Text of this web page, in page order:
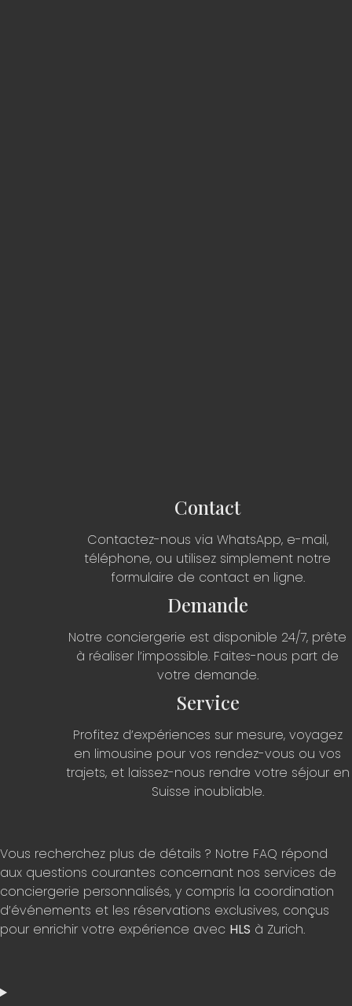
Contact
Contactez-nous via WhatsApp, e-mail,
téléphone, ou utilisez simplement notre
formulaire de contact en ligne.
Demande
Notre conciergerie est disponible 24/7, prête
à réaliser l’impossible. Faites-nous part de
votre demande.
Service
Profitez d’expériences sur mesure, voyagez
en limousine pour vos rendez-vous ou vos
trajets, et laissez-nous rendre votre séjour en
Suisse inoubliable.
Vous recherchez plus de détails ? Notre FAQ répond
aux questions courantes concernant nos services de
conciergerie personnalisés, y compris la coordination
d’événements et les réservations exclusives, conçus
pour enrichir votre expérience avec HLS à Zurich.